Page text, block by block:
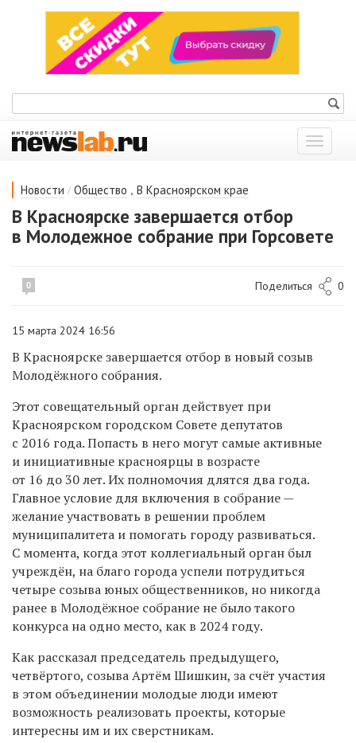
Показать
меню
Новости / Общество , В Красноярском крае
В Красноярске завершается отбор
в Молодежное собрание при Горсовете
0 Поделиться 0
15 марта 2024 16:56
В Красноярске завершается отбор в новый созыв
Молодёжного собрания.
Этот совещательный орган действует при
Красноярском городском Совете депутатов
с 2016 года. Попасть в него могут самые активные
и инициативные красноярцы в возрасте
от 16 до 30 лет. Их полномочия длятся два года.
Главное условие для включения в собрание —
желание участвовать в решении проблем
муниципалитета и помогать городу развиваться.
С момента, когда этот коллегиальный орган был
учреждён, на благо города успели потрудиться
четыре созыва юных общественников, но никогда
ранее в Молодёжное собрание не было такого
конкурса на одно место, как в 2024 году.
Как рассказал председатель предыдущего,
четвёртого, созыва Артём Шишкин, за счёт участия
в этом объединении молодые люди имеют
возможность реализовать проекты, которые
интересны им и их сверстникам.